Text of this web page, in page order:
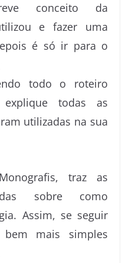
conceito da
e fazer uma
é só ir para o
todo o roteiro
todas as
utilizadas na sua
traz as
sobre como
Assim, se seguir
bem mais simples